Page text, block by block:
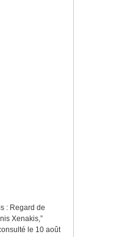
: Regard de
Xenakis,”
le 10 août